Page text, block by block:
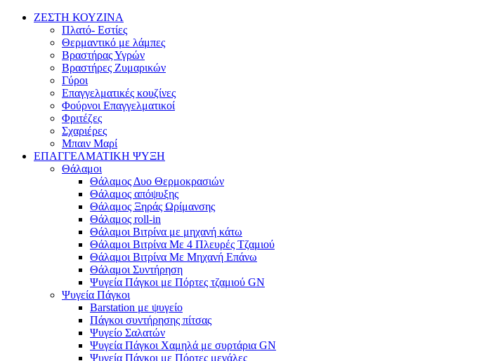
ΖΕΣΤΗ ΚΟΥΖΙΝΑ
Πλατό- Εστίες
Θερμαντικό με λάμπες
Βραστήρας Υγρών
Βραστήρες Ζυμαρικών
Γύροι
Επαγγελματικές κουζίνες
Φούρνοι Επαγγελματικοί
Φριτέζες
Σχαριέρες
Μπαιν Μαρί
ΕΠΑΓΓΕΛΜΑΤΙΚΗ ΨΥΞΗ
Θάλαμοι
Θάλαμος Δυο Θερμοκρασιών
Θάλαμος απόψυξης
Θάλαμος Ξηράς Ωρίμανσης
Θάλαμος roll-in
Θάλαμοι Βιτρίνα με μηχανή κάτω
Θάλαμοι Βιτρίνα Με 4 Πλευρές Τζαμιού
Θάλαμοι Βιτρίνα Με Μηχανή Επάνω
Θάλαμοι Συντήρηση
Ψυγεία Πάγκοι με Πόρτες τζαμιού GN
Ψυγεία Πάγκοι
Barstation με ψυγείο
Πάγκοι συντήρησης πίτσας
Ψυγείο Σαλατών
Ψυγεία Πάγκοι Χαμηλά με συρτάρια GN
Ψυγεία Πάγκοι με Πόρτες μεγάλες